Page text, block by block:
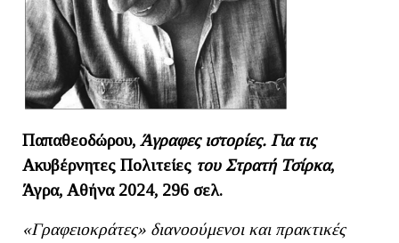
Παπαθεοδώρου, Άγραφες ιστορίες. Για τις
Ακυβέρνητες Πολιτείες του Στρατή Τσίρκα,
Άγρα, Αθήνα 2024, 296 σελ.
«Γραφειοκράτες» διανοούμενοι και πρακτικές